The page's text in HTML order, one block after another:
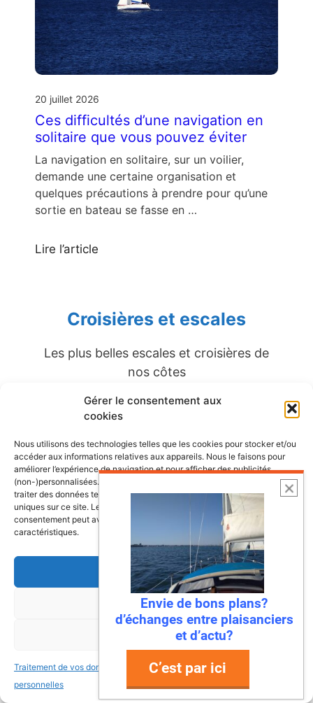
Gérer le consentement aux
cookies
Nous utilisons des technologies telles que les cookies pour stocker et/ou
accéder aux informations relatives aux appareils. Nous le faisons pour
améliorer l’expérience de navigation et pour afficher des publicités
(non-)personnalisées. Consentir à ces technologies nous autorisera à
traiter des données telles que le comportement de navigation ou les ID
uniques sur ce site. Le fait de ne pas consentir ou de retirer son
consentement peut avoir un effet négatif sur certaines fonctonnalités et
caractéristiques.
Accepter
Refuser
Voir les préférences
Traitement de vos données
personnelles
Traitement de vos données
personnelles
20 juillet 2026
Ces difficultés d’une navigation en
solitaire que vous pouvez éviter
La navigation en solitaire, sur un voilier,
demande une certaine organisation et
quelques précautions à prendre pour qu’une
sortie en bateau se fasse en …
Lire l’article
Croisières et escales
Les plus belles escales et croisières de
nos côtes
Envie de fraicheur ? Larguez les
amarres direction la Normandie
Imaginez : des falaises vertigineuses qui
plongent dans une mer turquoise, des ports
Envie de bons plans?
d’échanges entre plaisanciers
et d’actu?
C’est par ici